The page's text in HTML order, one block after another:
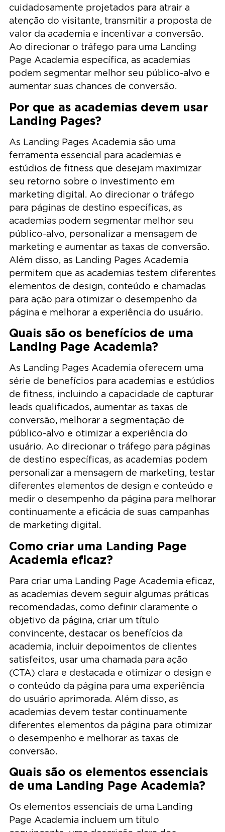
cuidadosamente projetados para atrair a
atenção do visitante, transmitir a proposta de
valor da academia e incentivar a conversão.
Ao direcionar o tráfego para uma Landing
Page Academia específica, as academias
podem segmentar melhor seu público-alvo e
aumentar suas chances de conversão.
Por que as academias devem usar
Landing Pages?
As Landing Pages Academia são uma
ferramenta essencial para academias e
estúdios de fitness que desejam maximizar
seu retorno sobre o investimento em
marketing digital. Ao direcionar o tráfego
para páginas de destino específicas, as
academias podem segmentar melhor seu
público-alvo, personalizar a mensagem de
marketing e aumentar as taxas de conversão.
Além disso, as Landing Pages Academia
permitem que as academias testem diferentes
elementos de design, conteúdo e chamadas
para ação para otimizar o desempenho da
página e melhorar a experiência do usuário.
Quais são os benefícios de uma
Landing Page Academia?
As Landing Pages Academia oferecem uma
série de benefícios para academias e estúdios
de fitness, incluindo a capacidade de capturar
leads qualificados, aumentar as taxas de
conversão, melhorar a segmentação de
público-alvo e otimizar a experiência do
usuário. Ao direcionar o tráfego para páginas
de destino específicas, as academias podem
personalizar a mensagem de marketing, testar
diferentes elementos de design e conteúdo e
medir o desempenho da página para melhorar
continuamente a eficácia de suas campanhas
de marketing digital.
Como criar uma Landing Page
Academia eficaz?
Para criar uma Landing Page Academia eficaz,
as academias devem seguir algumas práticas
recomendadas, como definir claramente o
objetivo da página, criar um título
convincente, destacar os benefícios da
academia, incluir depoimentos de clientes
satisfeitos, usar uma chamada para ação
(CTA) clara e destacada e otimizar o design e
o conteúdo da página para uma experiência
do usuário aprimorada. Além disso, as
academias devem testar continuamente
diferentes elementos da página para otimizar
o desempenho e melhorar as taxas de
conversão.
Quais são os elementos essenciais
de uma Landing Page Academia?
Os elementos essenciais de uma Landing
Page Academia incluem um título